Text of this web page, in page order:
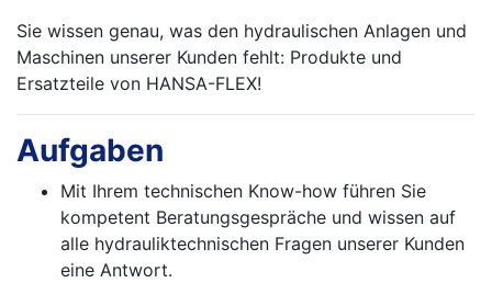
Sie wissen genau, was den hydraulischen Anlagen und
Maschinen unserer Kunden fehlt: Produkte und
Ersatzteile von HANSA-FLEX!
Aufgaben
Mit Ihrem technischen Know-how führen Sie
kompetent Beratungsgespräche und wissen auf
alle hydrauliktechnischen Fragen unserer Kunden
eine Antwort.